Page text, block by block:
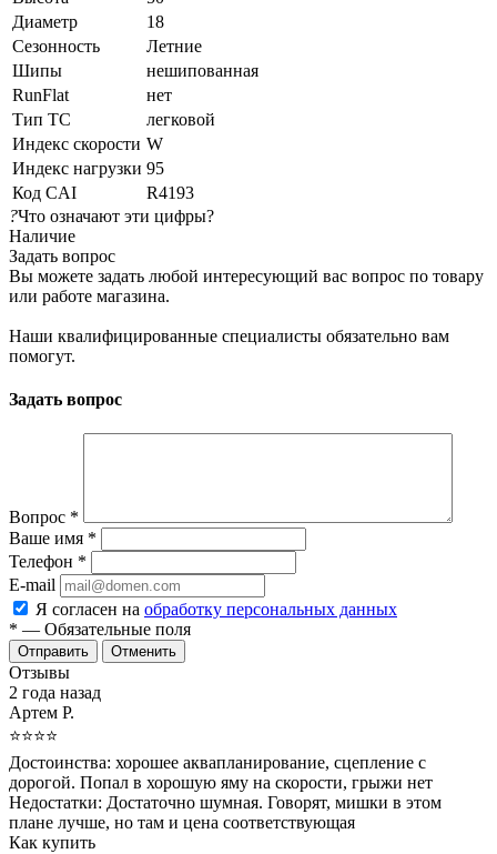
Диаметр
18
Сезонность
Летние
Шипы
нешипованная
RunFlat
нет
Тип ТС
легковой
Индекс скорости W
Индекс нагрузки 95
Код CAI
R4193
?Что означают эти цифры?
Наличие
Задать вопрос
Вы можете задать любой интересующий вас вопрос по товару
или работе магазина.
Наши квалифицированные специалисты обязательно вам
помогут.
Задать вопрос
Вопрос *
Ваше имя *
Телефон *
E-mail
Я согласен на обработку персональных данных
* — Обязательные поля
Отменить
Отзывы
2 года назад
Артем Р.
⭐⭐⭐⭐
Достоинства: хорошее аквапланирование, сцепление с
дорогой. Попал в хорошую яму на скорости, грыжи нет
Недостатки: Достаточно шумная. Говорят, мишки в этом
плане лучше, но там и цена соответствующая
Как купить